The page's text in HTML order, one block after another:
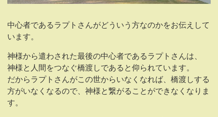
中心者であるラプトさんがどういう方なのかをお伝えして
います。
神様から遣わされた最後の中心者であるラプトさんは、
神様と人間をつなぐ橋渡しであると仰られています。
だからラプトさんがこの世からいなくなれば、橋渡しする
方がいなくなるので、神様と繋がることができなくなりま
す。